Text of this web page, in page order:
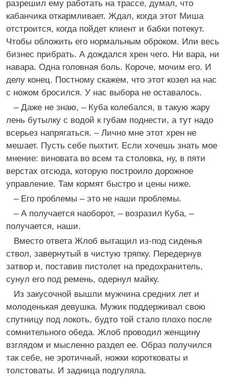
разрешил ему работать на трассе, думал, что
кабанчика откармливает. Ждал, когда этот Миша
отстроится, когда пойдет клиент и бабки потекут.
Чтобы обложить его нормальным оброком. Или весь
бизнес прибрать. А дождался хрен чего. Ни вара, ни
навара. Одна головная боль. Короче, мочим его. И
делу конец. Постному скажем, что этот козел на нас
с ножом бросился. У нас выбора не оставалось.
– Даже не знаю, – Куба колебался, в такую жару
лень бутылку с водой к губам поднести, а тут надо
всерьез напрягаться. – Лично мне этот хрен не
мешает. Пусть себе пыхтит. Если хочешь знать мое
мнение: виновата во всем та столовка, ну, в пяти
верстах отсюда, которую построило дорожное
управление. Там кормят быстро и цены ниже.
– Его проблемы – это не наши проблемы.
– А получается наоборот, – возразил Куба, –
получается, наши.
Вместо ответа Жлоб вытащил из-под сиденья
ствол, завернутый в чистую тряпку. Передернув
затвор и, поставив пистолет на предохранитель,
сунул его под ремень, одернул майку.
Из закусочной вышли мужчина средних лет и
молоденькая девушка. Мужик поддерживал свою
спутницу под локоть, будто той стало плохо после
сомнительного обеда. Жлоб проводил женщину
взглядом и мысленно раздел ее. Образ получился
так себе, не эротичный, ножки коротковаты и
толстоваты. И задница подгуляла.